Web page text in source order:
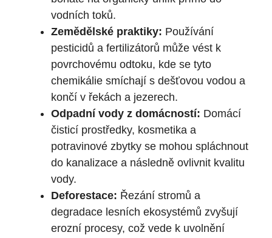
vodních toků.
Zemědělské praktiky: Používání
pesticidů a fertilizátorů může vést k
povrchovému odtoku, kde se tyto
chemikálie smíchají s dešťovou vodou a
⁣končí v řekách a jezerech.
Odpadní ⁢vody z domácností: Domácí
čisticí prostředky, kosmetika a
potravinové zbytky se mohou spláchnout
⁢do kanalizace a následně ovlivnit kvalitu
vody.
Deforestace: Řezání⁤ stromů a
degradace‌ lesních ekosystémů zvyšují
erozní procesy, což vede k uvolnění